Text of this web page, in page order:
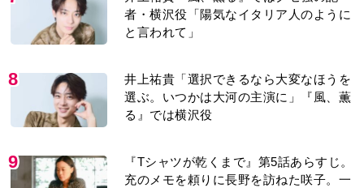
者・横沢役「陽気なイタリア人のように
と言われて」
8
井上祐貴「選択できるなら大変なほうを
選ぶ。いつかは大河の主演に」『風、薫
る』では横沢役
9
『Tシャツが乾くまで』第5話あらすじ。
充のメモを頼りに長野を訪ねた咲子。一